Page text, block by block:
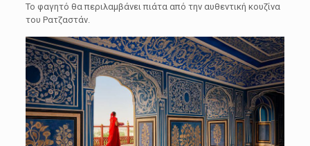
Το φαγητό θα περιλαμβάνει πιάτα από την αυθεντική κουζίνα
του Ρατζαστάν.